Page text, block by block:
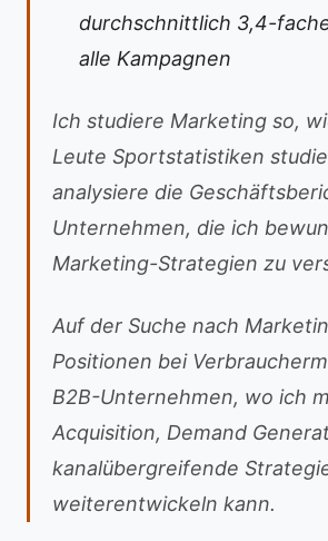
durchschnittlich 3,4-
alle Kampagnen
Ich studiere Marketing so,
Leute Sportstatistiken
analysiere die
Unternehmen, die ich
Marketing-Strategien zu
Auf der Suche nach
Positionen bei
B2B-Unternehmen, wo ich
Acquisition, Demand
kanalübergreifende
weiterentwickeln kann.